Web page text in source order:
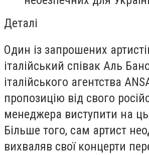
Деталі
Один із запрошених
італійський співак Аль
італійського агентства
пропозицію від свого
менеджера виступити на
Більше того, сам артист
вихваляв свої концерти